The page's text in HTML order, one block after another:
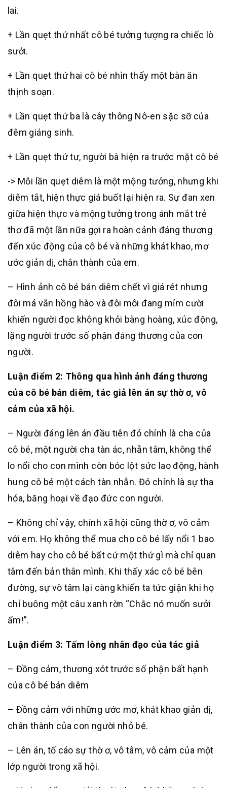
lai.
+ Lần quẹt thứ nhất cô bé tưởng tượng ra chiếc lò
sưởi.
+ Lần quẹt thứ hai cô bé nhìn thấy một bàn ăn
thịnh soạn.
+ Lần quẹt thứ ba là cây thông Nô-en sặc sỡ của
đêm giáng sinh.
+ Lần quẹt thứ tư, người bà hiện ra trước mặt cô bé
-> Mỗi lần quẹt diêm là một mộng tưởng, nhưng khi
diêm tắt, hiện thực giá buốt lại hiện ra. Sự đan xen
giữa hiện thực và mộng tưởng trong ánh mắt trẻ
thơ đã một lần nữa gợi ra hoàn cảnh đáng thương
đến xúc động của cô bé và những khát khao, mơ
ước giản dị, chân thành của em.
– Hình ảnh cô bé bán diêm chết vì giá rét nhưng
đôi má vẫn hồng hào và đôi môi đang mỉm cười
khiến người đọc không khỏi bàng hoàng, xúc động,
lặng người trước số phận đáng thương của con
người.
Luận điểm 2: Thông qua hình ảnh đáng thương
của cô bé bán diêm, tác giả lên án sự thờ ơ, vô
cảm của xã hội.
– Người đáng lên án đầu tiên đó chính là cha của
cô bé, một người cha tàn ác, nhẫn tâm, không thể
lo nổi cho con mình còn bóc lột sức lao động, hành
hung cô bé một cách tàn nhẫn. Đó chính là sự tha
hóa, băng hoại về đạo đức con người.
– Không chỉ vậy, chính xã hội cũng thờ ơ, vô cảm
với em. Họ không thể mua cho cô bé lấy nổi 1 bao
diêm hay cho cô bé bất cứ một thứ gì mà chỉ quan
tâm đến bản thân mình. Khi thấy xác cô bé bên
đường, sự vô tâm lại càng khiến ta tức giận khi họ
chỉ buông một câu xanh rờn “Chắc nó muốn sưởi
ấm!”.
Luận điểm 3: Tấm lòng nhân đạo của tác giả
– Đồng cảm, thương xót trước số phận bất hạnh
của cô bé bán diêm
– Đồng cảm với những ước mơ, khát khao giản dị,
chân thành của con người nhỏ bé.
– Lên án, tố cáo sự thờ ơ, vô tâm, vô cảm của một
lớp người trong xã hội.